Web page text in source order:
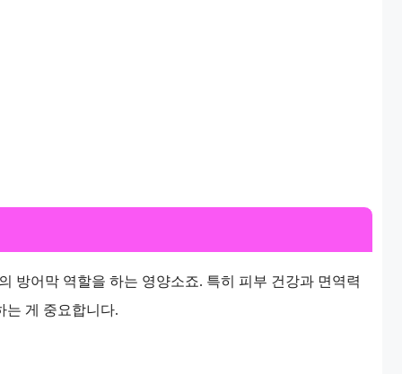
방어막 역할을 하는 영양소죠. 특히 피부 건강과 면역력
는 게 중요합니다.